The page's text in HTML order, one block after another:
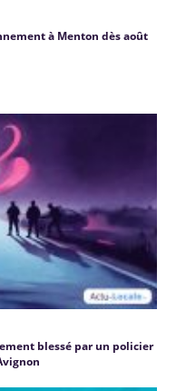
à Menton dès août
blessé par un policier